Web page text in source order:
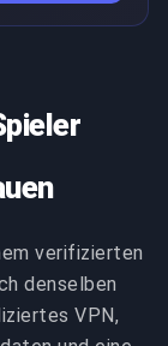
und
PvE-
LINK KOPIEREN
verifizierten
denselben
VPN,